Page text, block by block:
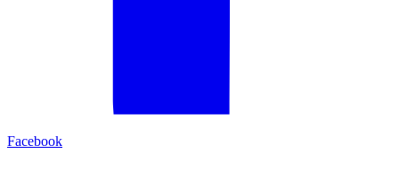
Facebook